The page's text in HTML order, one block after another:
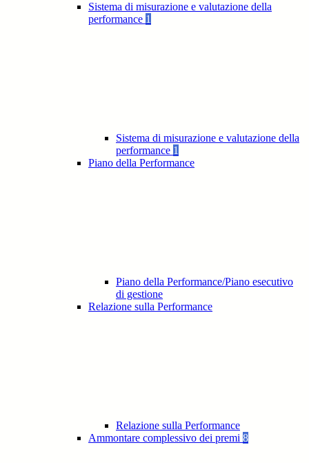
Sistema di misurazione e valutazione della
performance 1
Sistema di misurazione e valutazione della
performance 1
Piano della Performance
Piano della Performance/Piano esecutivo
di gestione
Relazione sulla Performance
Relazione sulla Performance
Ammontare complessivo dei premi 8